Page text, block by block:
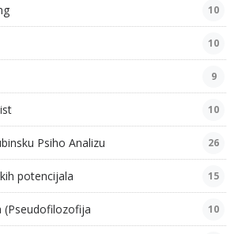
10
10
9
10
Psiho Analizu 26
potencijala 15
(Pseudofilozofija 10